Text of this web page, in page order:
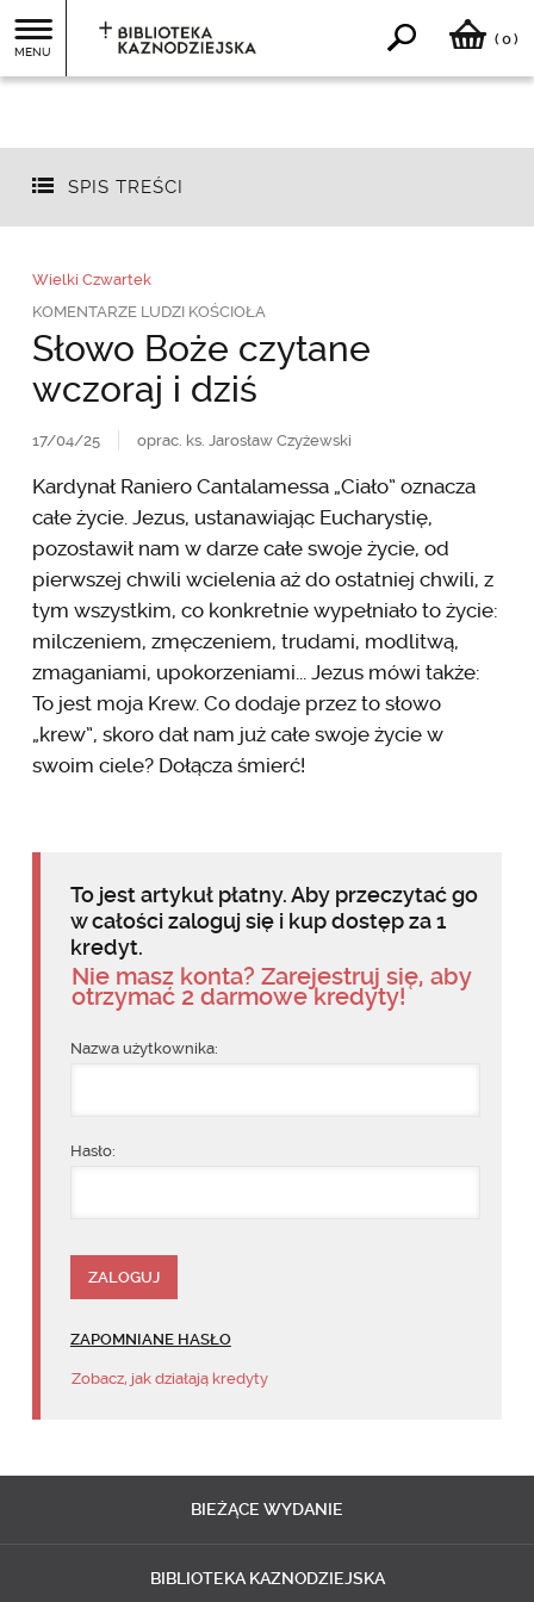
MENU
( 0)
SPIS TREŚCI
Wielki Czwartek
KOMENTARZE LUDZI KOŚCIOŁA
Słowo Boże czytane
wczoraj i dziś
17/04/25 oprac. ks. Jarosław Czyżewski
Kardynał Raniero Cantalamessa „Ciało” oznacza
całe życie. Jezus, ustanawiając Eucharystię,
pozostawił nam w darze całe swoje życie, od
pierwszej chwili wcielenia aż do ostatniej chwili, z
tym wszystkim, co konkretnie wypełniało to życie:
milczeniem, zmęczeniem, trudami, modlitwą,
zmaganiami, upokorzeniami... Jezus mówi także:
To jest moja Krew. Co dodaje przez to słowo
„krew”, skoro dał nam już całe swoje życie w
swoim ciele? Dołącza śmierć!
To jest artykuł płatny. Aby przeczytać go
w całości zaloguj się i kup dostęp za 1
kredyt.
Nie masz konta? Zarejestruj się, aby
otrzymać 2 darmowe kredyty!
Nazwa użytkownika:
Hasło:
ZAPOMNIANE HASŁO
Zobacz, jak działają kredyty
BIEŻĄCE WYDANIE
BIBLIOTEKA KAZNODZIEJSKA